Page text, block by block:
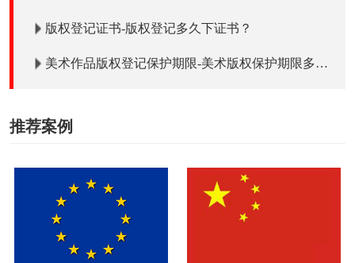
版权登记证书-版权登记多久下证书？
美术作品版权登记保护期限-美术版权保护期限多少
推荐案例